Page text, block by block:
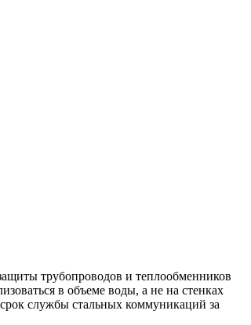
трубопроводов и теплообменников
в объеме воды, а не на стенках
службы стальных коммуникаций за